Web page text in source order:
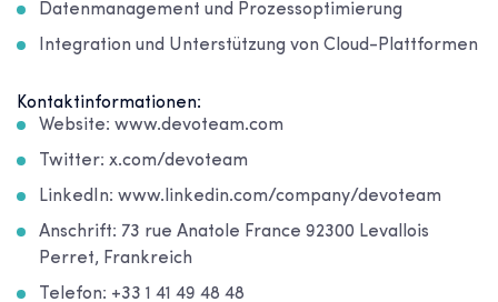
Datenmanagement und Prozessoptimierung
Integration und Unterstützung von Cloud-Plattformen
Kontaktinformationen:
Website: www.devoteam.com
Twitter: x.com/devoteam
LinkedIn: www.linkedin.com/company/devoteam
Anschrift: 73 rue Anatole France 92300 Levallois
Perret, Frankreich
Telefon: +33 1 41 49 48 48